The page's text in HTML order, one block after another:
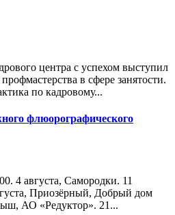
центра с успехом выступил
в сфере занятости.
по кадровому...
флюорографического
4 августа, Самородки. 11
Приозёрный, Добрый дом
АО «Редуктор». 21...